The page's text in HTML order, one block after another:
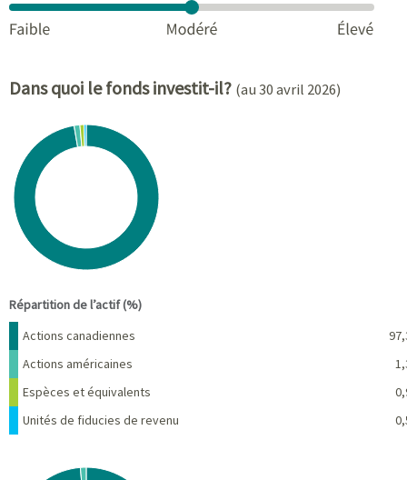
Dans quoi le fonds investit-il? (au 30 avril 2026)
Chart
Pie chart with 4 slices.
View as data table, Chart
Répartition de l’actif (%)
Nom Pourcentage
Actions canadiennes
Actions américaines
Espèces et équivalents
Unités de fiducies de revenu
Chart